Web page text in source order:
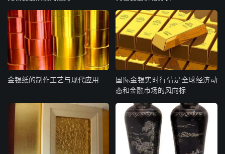
金银纸的制作工艺与现代应用
国际金银实时行情是全球经济动
态和金融市场的风向标